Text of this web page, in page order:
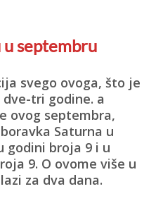
u septembru
svego ovoga, što je
tri godine. a
ovog septembra,
Saturna u
godini broja 9 i u
9. O ovome više u
za dva dana.